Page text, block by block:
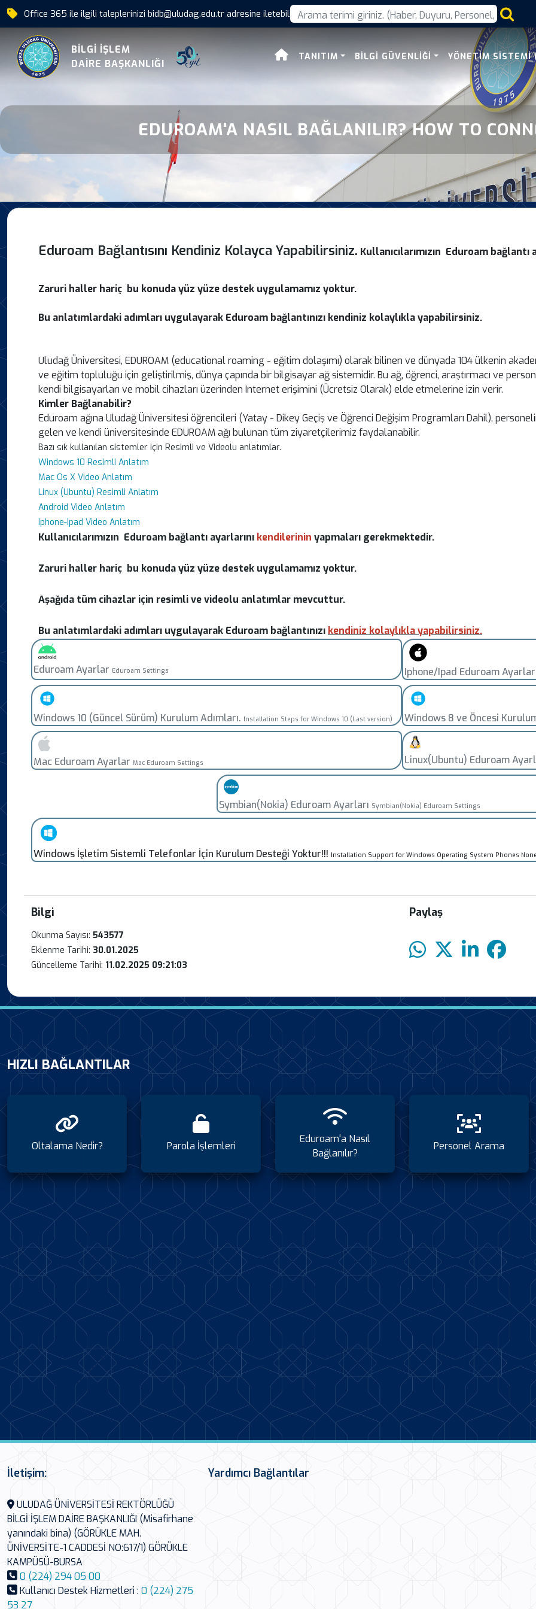
Office 365 ile ilgili taleplerinizi bidb|
BİLGİ İŞLEM
DAİRE BAŞKANLIĞI
TANITIM BILGI GÜVENLIĞI YÖNETIM SISTEMI
Eduroam Nasil Baglanilir How To Connect
EDUROAM'A NASIL BAĞLANILIR? HOW TO
Eduroam Bağlantısını Kendiniz Kolayca Yapabilirsiniz. Kullanıcılarımızın Eduroam
Zaruri haller hariç bu konuda yüz yüze destek uygulamamız yoktur.
Bu anlatımlardaki adımları uygulayarak Eduroam bağlantınızı kendiniz kolaylıkla yapabilirsiniz.
Uludağ Üniversitesi, EDUROAM (educational roaming - eğitim dolaşımı) olarak bilinen ve dünyada 104 ülkenin
ve eğitim topluluğu için geliştirilmiş, dünya çapında bir bilgisayar ağ sistemidir. Bu ağ, öğrenci, araştırmacı ve
kendi bilgisayarları ve mobil cihazları üzerinden Internet erişimini (Ücretsiz Olarak) elde etmelerine izin verir.
Kimler Bağlanabilir?
Eduroam ağına Uludağ Üniversitesi öğrencileri (Yatay - Dikey Geçiş ve Öğrenci Değişim Programları Dahil),
gelen ve kendi üniversitesinde EDUROAM ağı bulunan tüm ziyaretçilerimiz faydalanabilir.
Bazı sık kullanılan sistemler için Resimli ve Videolu anlatımlar.
Windows 10 Resimli Anlatım
Mac Os X Video Anlatım
Linux (Ubuntu) Resimli Anlatım
Android Video Anlatım
Iphone-Ipad Video Anlatım
Kullanıcılarımızın Eduroam bağlantı ayarlarını kendilerinin yapmaları gerekmektedir.
Zaruri haller hariç bu konuda yüz yüze destek uygulamamız yoktur.
Aşağıda tüm cihazlar için resimli ve videolu anlatımlar mevcuttur.
Bu anlatımlardaki adımları uygulayarak Eduroam bağlantınızı kendiniz kolaylıkla yapabilirsiniz.
Eduroam Ayarlar Eduroam Settings Iphone/Ipad Eduroam
Windows 10 (Güncel Sürüm) Kurulum Adımları. Installation Steps for Windows 10 (Last version) Windows 8 ve Öncesi
Mac Eduroam Ayarlar Mac Eduroam Settings Linux(Ubuntu) Eduroam
Symbian(Nokia) Eduroam Ayarları Symbian(Nokia) Eduroam Settings
Windows İşletim Sistemli Telefonlar İçin Kurulum Desteği Yoktur!!! Installation Support for Windows Operating System Phones
Bilgi
Okunma Sayısı: 543577
Eklenme Tarihi: 30.01.2025
Güncelleme Tarihi: 11.02.2025 09:21:03
Paylaş
HIZLI BAĞLANTILAR
Oltalama Nedir? Parola İşlemleri
Eduroam'a Nasıl
Bağlanılır?
Personel Arama
İletişim:
ULUDAĞ ÜNİVERSİTESİ REKTÖRLÜĞÜ
BİLGİ İŞLEM DAİRE BAŞKANLIĞI (Misafirhane
yanındaki bina) (GÖRÜKLE MAH.
ÜNİVERSİTE-1 CADDESİ NO:617/1) GÖRÜKLE
KAMPÜSÜ-BURSA
0 (224) 294 05 00
Kullanıcı Destek Hizmetleri : 0 (224) 275
53 27
Yardımcı Bağlantılar